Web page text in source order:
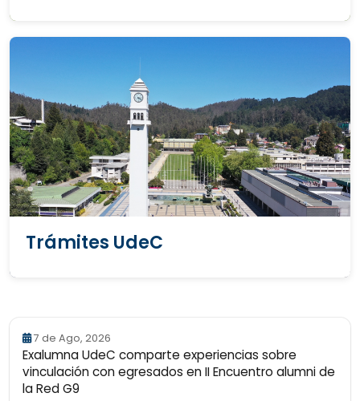
Trámites UdeC
7 de Ago, 2026
Exalumna UdeC comparte experiencias sobre
vinculación con egresados en II Encuentro alumni de
la Red G9